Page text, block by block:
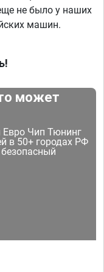
не было у наших
машин.
может
Евро Чип Тюнинг
в 50+ городах РФ